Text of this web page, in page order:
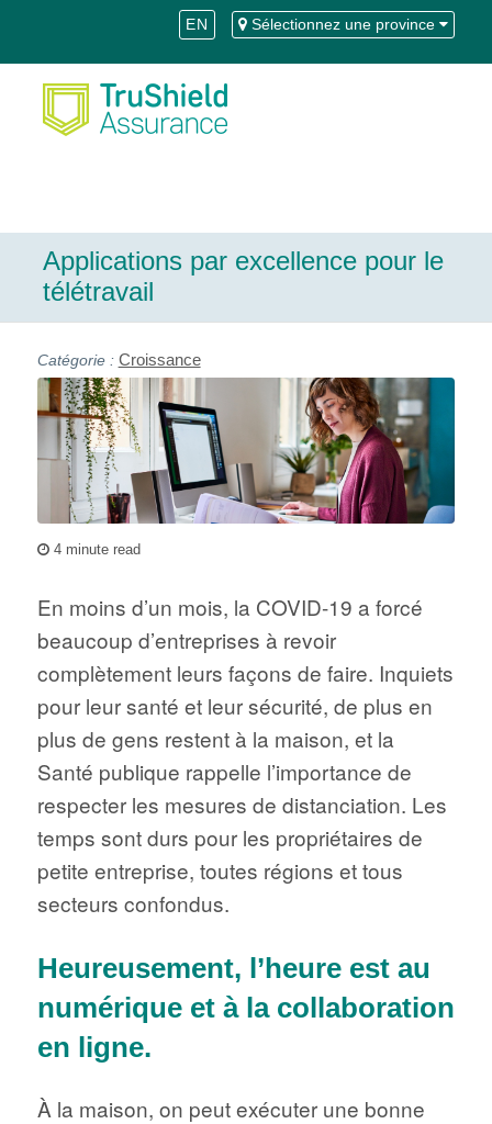
Content
la
navigation
EN Sélectionnez une province
Applications par excellence pour le
télétravail
Croissance
4 minute read
En moins d’un mois, la COVID-19 a forcé
beaucoup d’entreprises à revoir
complètement leurs façons de faire. Inquiets
pour leur santé et leur sécurité, de plus en
plus de gens restent à la maison, et la
Santé publique rappelle l’importance de
respecter les mesures de distanciation. Les
temps sont durs pour les propriétaires de
petite entreprise, toutes régions et tous
secteurs confondus.
Heureusement, l’heure est au
numérique et à la collaboration
en ligne.
À la maison, on peut exécuter une bonne